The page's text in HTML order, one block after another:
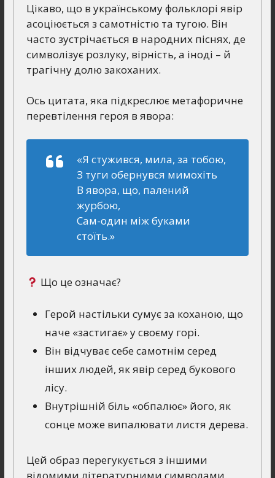
Цікаво, що в українському фольклорі явір
асоціюється з самотністю та тугою. Він
часто зустрічається в народних піснях, де
символізує розлуку, вірність, а іноді – й
трагічну долю закоханих.
Ось цитата, яка підкреслює метафоричне
перевтілення героя в явора:
«Я стужився, мила, за тобою,
З туги обернувся мимохіть
В явора, що, палений
журбою,
Сам-один між буками
стоїть.»
Що це означає?
Герой настільки сумує за коханою, що
наче «застигає» у своєму горі.
Він відчуває себе самотнім серед
інших людей, як явір серед букового
лісу.
Внутрішній біль «обпалює» його, як
сонце може випалювати листя дерева.
Цей образ перегукується з іншими